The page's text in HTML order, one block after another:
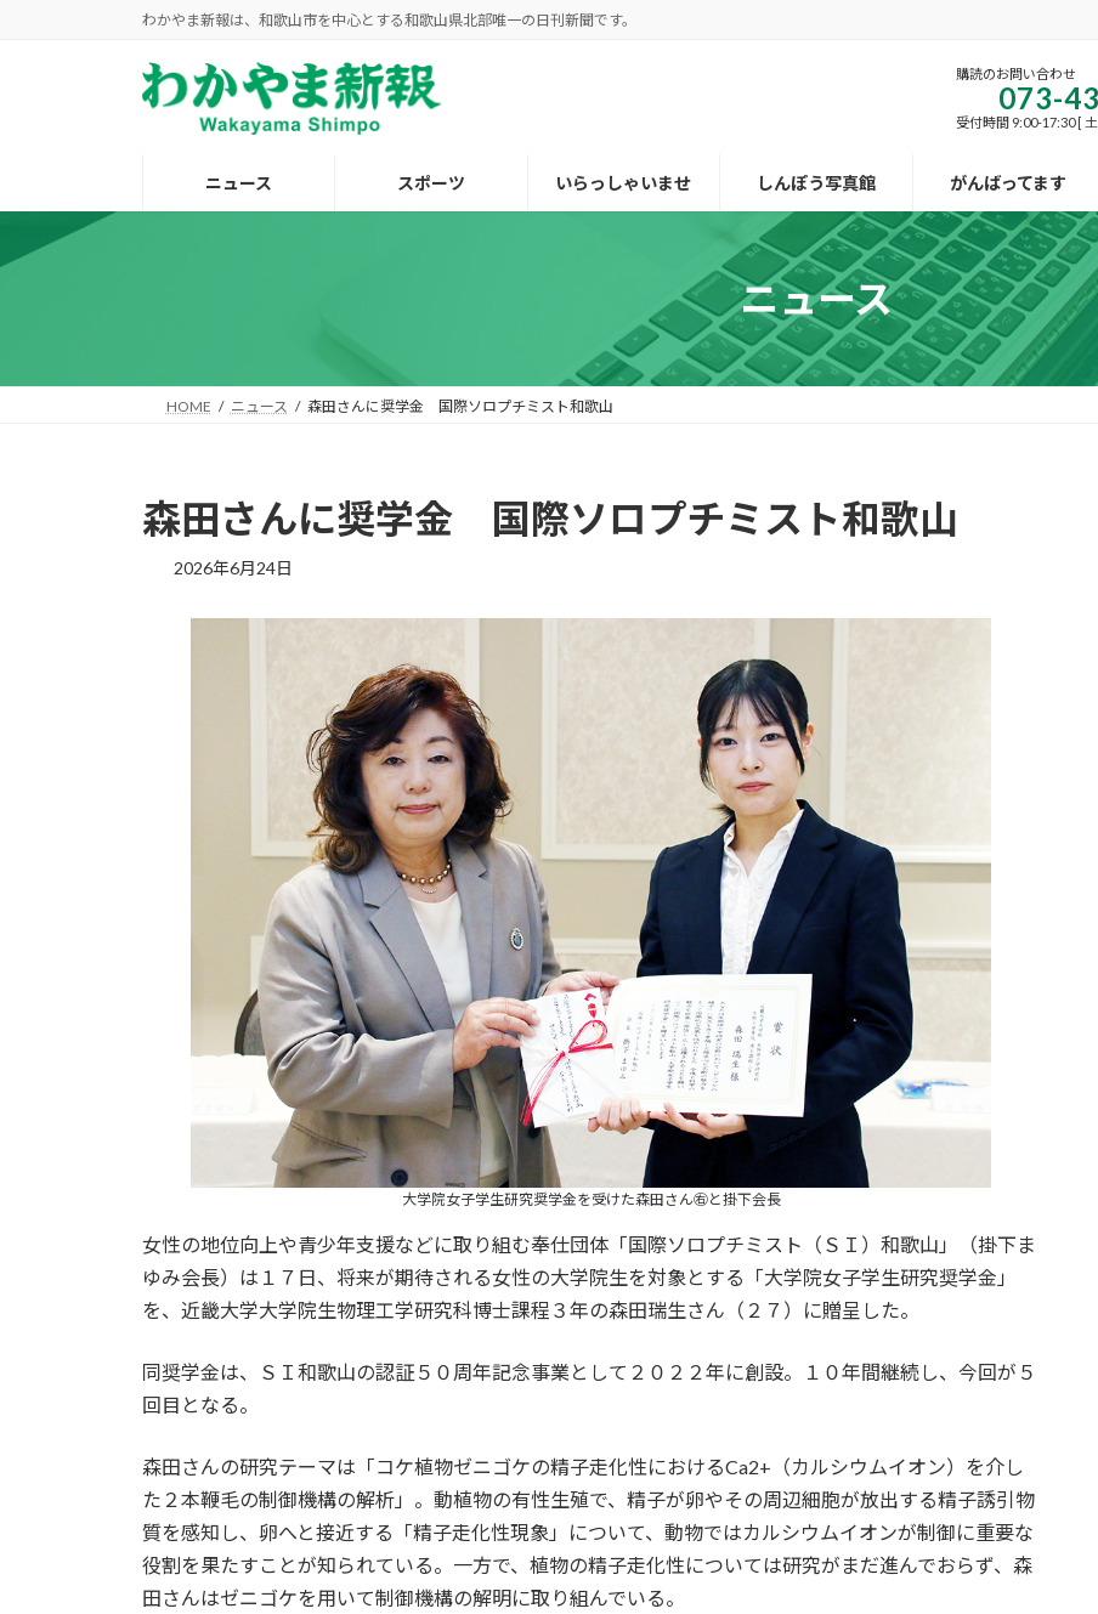
キ
に
わかやま新報は、和歌山市を中心とする和歌山県北部唯一の日刊新聞です。
購読のお問い合わせ
073-
受付時間 9:00-17:30 [
ニュース スポーツ いらっしゃいませ しんぽう写真館 がんばってます
ニュース
HOME ニュース 森田さんに奨学金 国際ソロプチミスト和歌山
森田さんに奨学金 国際ソロプチミスト和歌山
2026年6月24日
大学院女子学生研究奨学金を受けた森田さん㊨と掛下会長
女性の地位向上や青少年支援などに取り組む奉仕団体「国際ソロプチミスト（ＳＩ）和歌山」（掛下ま
ゆみ会長）は１７日、将来が期待される女性の大学院生を対象とする「大学院女子学生研究奨学金」
を、近畿大学大学院生物理工学研究科博士課程３年の森田瑞生さん（２７）に贈呈した。
同奨学金は、ＳＩ和歌山の認証５０周年記念事業として２０２２年に創設。１０年間継続し、今回が５
回目となる。
森田さんの研究テーマは「コケ植物ゼニゴケの精子走化性におけるCa2+（カルシウムイオン）を介し
た２本鞭毛の制御機構の解析」。動植物の有性生殖で、精子が卵やその周辺細胞が放出する精子誘引物
質を感知し、卵へと接近する「精子走化性現象」について、動物ではカルシウムイオンが制御に重要な
役割を果たすことが知られている。一方で、植物の精子走化性については研究がまだ進んでおらず、森
田さんはゼニゴケを用いて制御機構の解明に取り組んでいる。